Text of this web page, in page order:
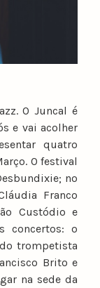
O Juncal é
e vai acolher
quatro
O festival
no
Franco
Custódio e
concertos: o
trompetista
Brito e
na sede da